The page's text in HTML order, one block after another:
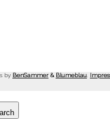
by BenSammer & Blumeblau.